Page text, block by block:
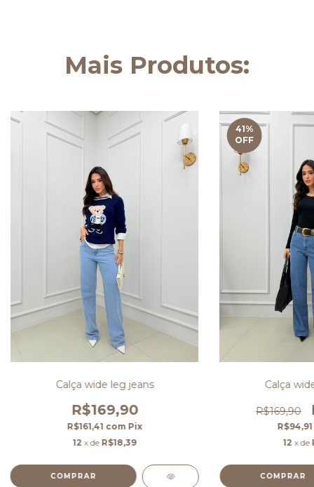
Mais Produtos:
Calça wide leg jeans
R$169,90
R$161,41 com Pix
12 x de R$18,39
COMPRAR
41%
OFF
Calça
R$169,90
R$94,91
12 x de
COMPRAR